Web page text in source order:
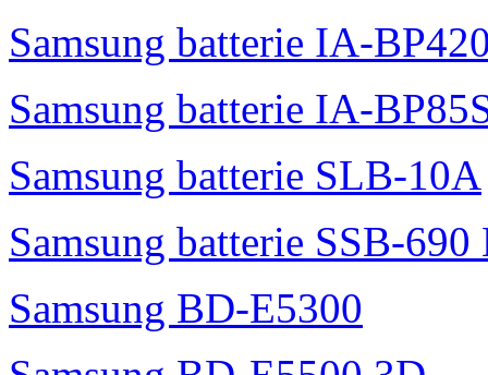
Samsung batterie IA-
Samsung batterie IA-
Samsung batterie SLB-10A
Samsung batterie SSB-690
Samsung BD-E5300